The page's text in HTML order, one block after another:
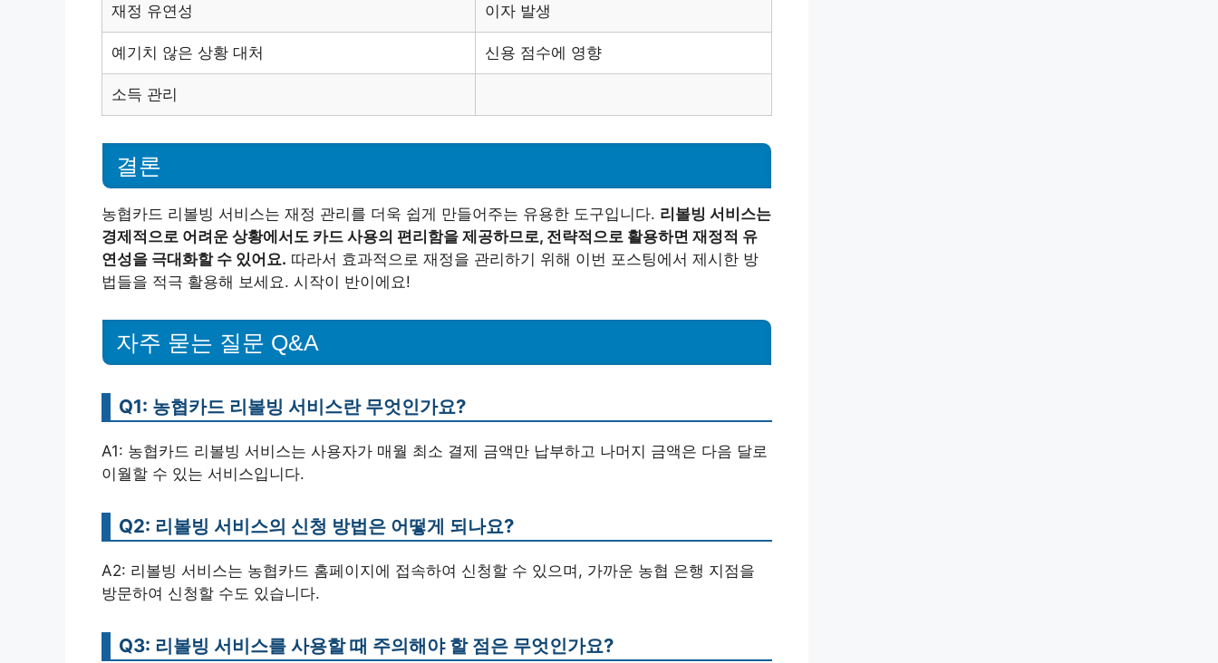
재정 유연성 이자 발생
예기치 않은 상황 대처 신용 점수에 영향
소득 관리
결론
농협카드 리볼빙 서비스는 재정 관리를 더욱 쉽게 만들어주는 유용한 도구입니다. 리볼빙 서비스는
경제적으로 어려운 상황에서도 카드 사용의 편리함을 제공하므로, 전략적으로 활용하면 재정적 유
연성을 극대화할 수 있어요. 따라서 효과적으로 재정을 관리하기 위해 이번 포스팅에서 제시한 방
법들을 적극 활용해 보세요. 시작이 반이에요!
자주 묻는 질문 Q&A
Q1: 농협카드 리볼빙 서비스란 무엇인가요?
A1: 농협카드 리볼빙 서비스는 사용자가 매월 최소 결제 금액만 납부하고 나머지 금액은 다음 달로
이월할 수 있는 서비스입니다.
Q2: 리볼빙 서비스의 신청 방법은 어떻게 되나요?
A2: 리볼빙 서비스는 농협카드 홈페이지에 접속하여 신청할 수 있으며, 가까운 농협 은행 지점을
방문하여 신청할 수도 있습니다.
Q3: 리볼빙 서비스를 사용할 때 주의해야 할 점은 무엇인가요?